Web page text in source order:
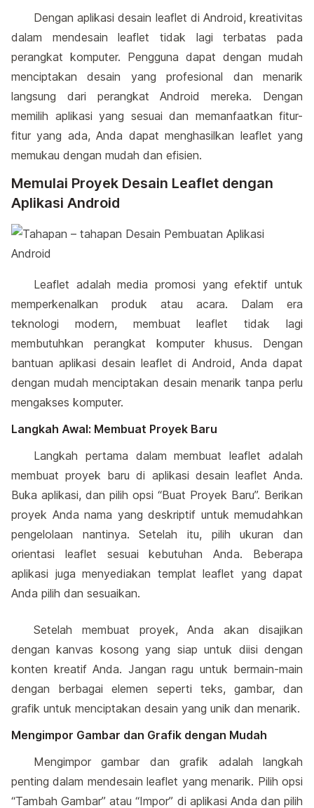
Dengan aplikasi desain leaflet di Android, kreativitas
dalam mendesain leaflet tidak lagi terbatas pada
perangkat komputer. Pengguna dapat dengan mudah
menciptakan desain yang profesional dan menarik
langsung dari perangkat Android mereka. Dengan
memilih aplikasi yang sesuai dan memanfaatkan fitur-
fitur yang ada, Anda dapat menghasilkan leaflet yang
memukau dengan mudah dan efisien.
Memulai Proyek Desain Leaflet dengan
Aplikasi Android
Leaflet adalah media promosi yang efektif untuk
memperkenalkan produk atau acara. Dalam era
teknologi modern, membuat leaflet tidak lagi
membutuhkan perangkat komputer khusus. Dengan
bantuan aplikasi desain leaflet di Android, Anda dapat
dengan mudah menciptakan desain menarik tanpa perlu
mengakses komputer.
Langkah Awal: Membuat Proyek Baru
Langkah pertama dalam membuat leaflet adalah
membuat proyek baru di aplikasi desain leaflet Anda.
Buka aplikasi, dan pilih opsi “Buat Proyek Baru”. Berikan
proyek Anda nama yang deskriptif untuk memudahkan
pengelolaan nantinya. Setelah itu, pilih ukuran dan
orientasi leaflet sesuai kebutuhan Anda. Beberapa
aplikasi juga menyediakan templat leaflet yang dapat
Anda pilih dan sesuaikan.
Setelah membuat proyek, Anda akan disajikan
dengan kanvas kosong yang siap untuk diisi dengan
konten kreatif Anda. Jangan ragu untuk bermain-main
dengan berbagai elemen seperti teks, gambar, dan
grafik untuk menciptakan desain yang unik dan menarik.
Mengimpor Gambar dan Grafik dengan Mudah
Mengimpor gambar dan grafik adalah langkah
penting dalam mendesain leaflet yang menarik. Pilih opsi
“Tambah Gambar” atau “Impor” di aplikasi Anda dan pilih